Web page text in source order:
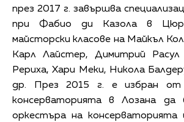
през 2017 г. завършва
при Фабио ди Казола в
майсторски класове на Майкъл
Карл Лайстер, Димитрий
Рериха, Хари Меки, Никола
др. През 2015 г. е избран от
консерваторията в Лозана да
оркестъра на консерваторията